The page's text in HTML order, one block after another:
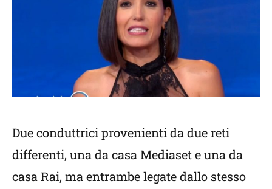
Due conduttrici provenienti da due reti
differenti, una da casa Mediaset e una da
casa Rai, ma entrambe legate dallo stesso